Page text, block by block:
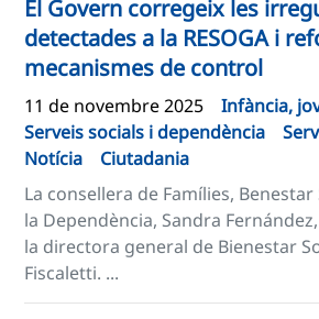
El Govern corregeix les
detectades a la RESOGA i
mecanismes de control
11 de novembre 2025
Infància,
Serveis socials i dependència
Notícia
Ciutadania
La consellera de Famílies,
la Dependència, Sandra
la directora general de Bienestar
Fiscaletti. ...